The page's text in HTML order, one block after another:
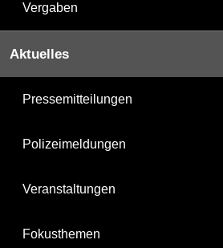
Vergaben
Aktuelles
Pressemitteilungen
Polizeimeldungen
Veranstaltungen
Fokusthemen